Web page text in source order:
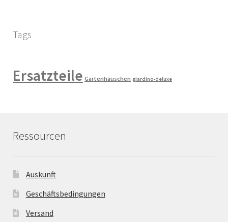
Tags
Ersatzteile Gartenhäuschen giardino-deluxe
Ressourcen
Auskunft
Geschäftsbedingungen
Versand